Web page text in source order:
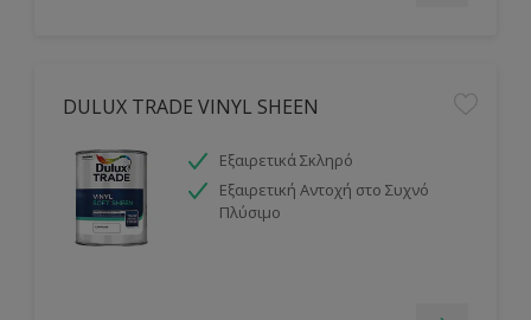
DULUX TRADE VINYL SHEEN
Εξαιρετικά Σκληρό
Εξαιρετική Αντοχή στο Συχνό
Πλύσιμο